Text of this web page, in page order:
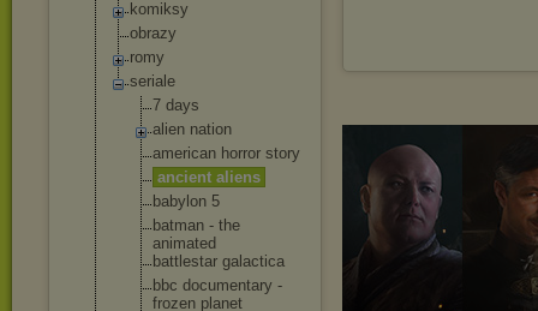
komiksy
obrazy
romy
seriale
7 days
alien nation
american horror story
ancient aliens
babylon 5
batman - the
animated
battlestar galactica
bbc documentary -
frozen planet